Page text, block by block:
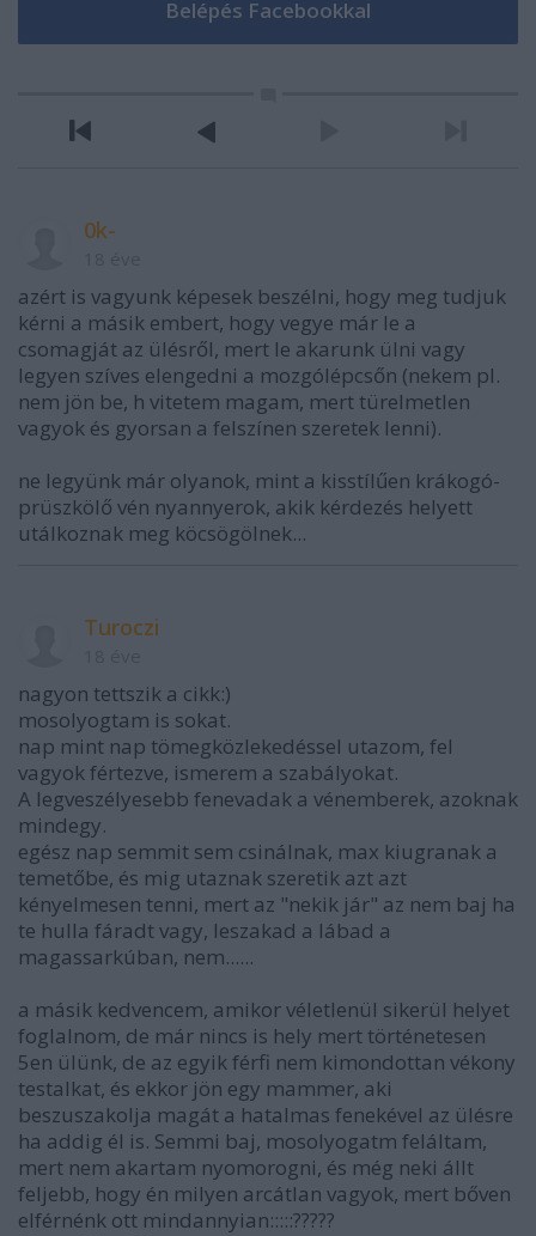
0k-
azért is vagyunk képesek beszélni, hogy meg tudjuk
kérni a másik embert, hogy vegye már le a
csomagját az ülésről, mert le akarunk ülni vagy
legyen szíves elengedni a mozgólépcsőn (nekem pl.
nem jön be, h vitetem magam, mert türelmetlen
vagyok és gyorsan a felszínen szeretek lenni).
ne legyünk már olyanok, mint a kisstílűen krákogó-
prüszkölő vén nyannyerok, akik kérdezés helyett
utálkoznak meg köcsögölnek...
Turoczi
nagyon tettszik a cikk:)
mosolyogtam is sokat.
nap mint nap tömegközlekedéssel utazom, fel
vagyok fértezve, ismerem a szabályokat.
A legveszélyesebb fenevadak a vénemberek, azoknak
mindegy.
egész nap semmit sem csinálnak, max kiugranak a
temetőbe, és mig utaznak szeretik azt azt
kényelmesen tenni, mert az "nekik jár" az nem baj ha
te hulla fáradt vagy, leszakad a lábad a
magassarkúban, nem......
a másik kedvencem, amikor véletlenül sikerül helyet
foglalnom, de már nincs is hely mert történetesen
5en ülünk, de az egyik férfi nem kimondottan vékony
testalkat, és ekkor jön egy mammer, aki
beszuszakolja magát a hatalmas fenekével az ülésre
ha addig él is. Semmi baj, mosolyogatm feláltam,
mert nem akartam nyomorogni, és még neki állt
feljebb, hogy én milyen arcátlan vagyok, mert bőven
elférnénk ott mindannyian:::::?????